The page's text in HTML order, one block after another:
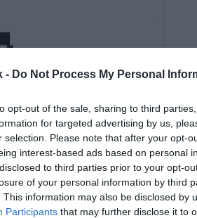
- Do Not Process My Personal
opt-out of the sale, sharing to third
for targeted advertising by us,
selection. Please note that after your opt-
interest-based ads based on personal
to third parties prior to your opt-
of your personal information by third
This information may also be disclosed by
Participants that may further disclose it to
26 de mayo de
Guardar